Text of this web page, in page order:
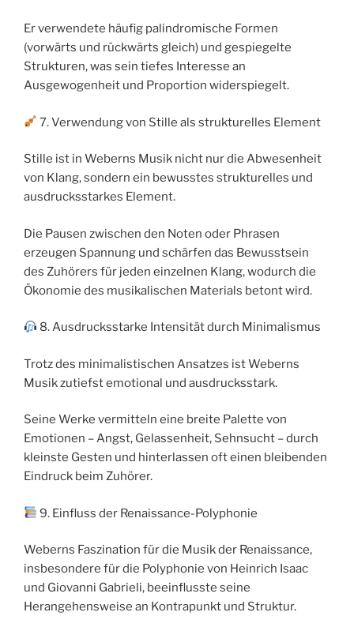
Er verwendete häufig palindromische Formen
(vorwärts und rückwärts gleich) und gespiegelte
Strukturen, was sein tiefes Interesse an
Ausgewogenheit und Proportion widerspiegelt.
7. Verwendung von Stille als strukturelles Element
Stille ist in Weberns Musik nicht nur die Abwesenheit
von Klang, sondern ein bewusstes strukturelles und
ausdrucksstarkes Element.
Die Pausen zwischen den Noten oder Phrasen
erzeugen Spannung und schärfen das Bewusstsein
des Zuhörers für jeden einzelnen Klang, wodurch die
Ökonomie des musikalischen Materials betont wird.
8. Ausdrucksstarke Intensität durch Minimalismus
Trotz des minimalistischen Ansatzes ist Weberns
Musik zutiefst emotional und ausdrucksstark.
Seine Werke vermitteln eine breite Palette von
Emotionen – Angst, Gelassenheit, Sehnsucht – durch
kleinste Gesten und hinterlassen oft einen bleibenden
Eindruck beim Zuhörer.
9. Einfluss der Renaissance-Polyphonie
Weberns Faszination für die Musik der Renaissance,
insbesondere für die Polyphonie von Heinrich Isaac
und Giovanni Gabrieli, beeinflusste seine
Herangehensweise an Kontrapunkt und Struktur.